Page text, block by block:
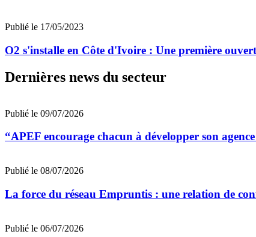
Publié le 17/05/2023
O2 s'installe en Côte d'Ivoire : Une première
Dernières news du secteur
Publié le 09/07/2026
“APEF encourage chacun à développer son
Publié le 08/07/2026
La force du réseau Empruntis : une relation de
Publié le 06/07/2026